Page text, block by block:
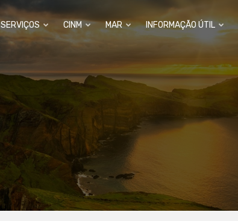
SERVIÇOS CINM MAR INFORMAÇÃO ÚTIL